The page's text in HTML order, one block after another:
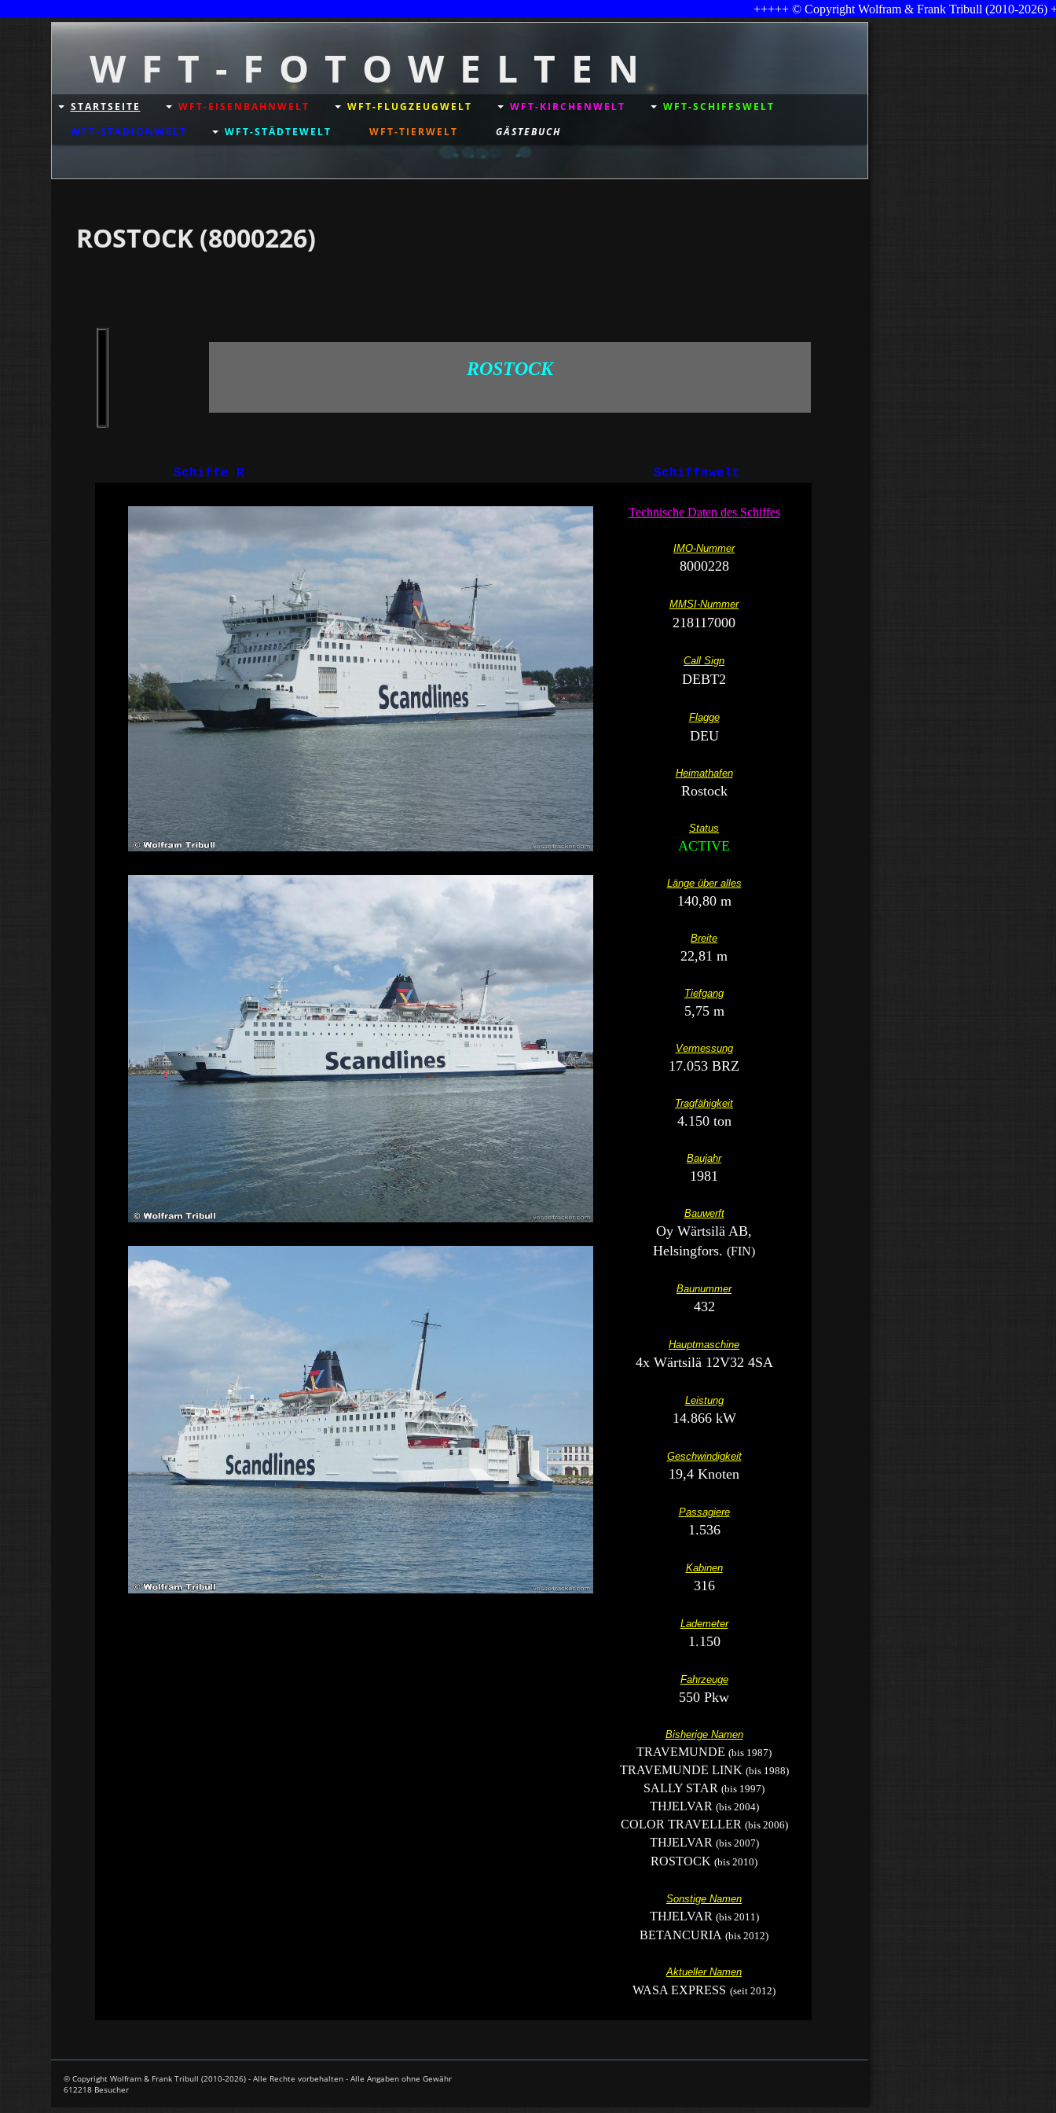
+++++ © Copyright Wolfram & Frank Tribull (2010-2026) +++++
W F T - F O T O W E L T E N
STARTSEITE WFT-EISENBAHNWELT WFT-FLUGZEUGWELT WFT-KIRCHENWELT
WFT-SCHIFFSWELT
WFT-STADIONWELT
WFT-STÄDTEWELT WFT-TIERWELT GÄSTEBUCH
ROSTOCK (8000226)
ROSTOCK
Schiffe R Schiffswelt
Technische Daten des Schiffes
IMO-Nummer
8000228
MMSI-Nummer
218117000
Call Sign
DEBT2
Flagge
DEU
Heimathafen
Rostock
Status
ACTIVE
Länge über alles
140,80 m
Breite
22,81 m
Tiefgang
5,75 m
Vermessung
17.053 BRZ
Tragfähigkeit
4.150 ton
Baujahr
1981
Bauwerft
Oy Wärtsilä AB,
Helsingfors. (FIN)
Baunummer
432
Hauptmaschine
4x Wärtsilä 12V32 4SA
Leistung
14.866 kW
Geschwindigkeit
19,4 Knoten
Passagiere
1.536
Kabinen
316
Lademeter
1.150
Fahrzeuge
550 Pkw
Bisherige Namen
TRAVEMUNDE (bis 1987)
TRAVEMUNDE LINK (bis 1988)
SALLY STAR (bis 1997)
THJELVAR (bis 2004)
COLOR TRAVELLER (bis 2006)
THJELVAR (bis 2007)
ROSTOCK (bis 2010)
Sonstige Namen
THJELVAR (bis 2011)
BETANCURIA (bis 2012)
Aktueller Namen
WASA EXPRESS (seit 2012)
© Copyright Wolfram & Frank Tribull (2010-2026) - Alle Rechte vorbehalten - Alle Angaben ohne Gewähr
612218 Besucher